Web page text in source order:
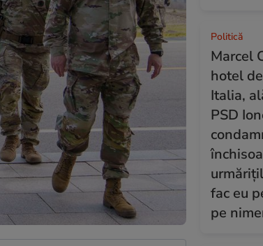
Politică
Marcel
hotel
Italia,
PSD
fac eu
pe